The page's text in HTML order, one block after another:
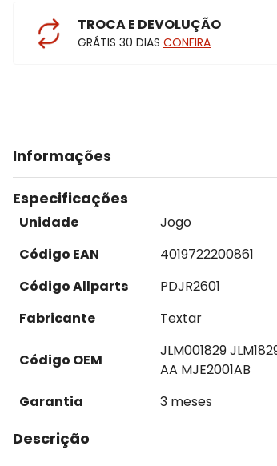
TROCA E DEVOLUÇÃO
GRÁTIS 30 DIAS CONFIRA
Informações
Especificações
Unidade
Jogo
Código EAN
4019722200861
Código Allparts
PDJR2601
Fabricante
Textar
Código OEM
JLM001829
AA MJE2001AB
Garantia
3 meses
Descrição